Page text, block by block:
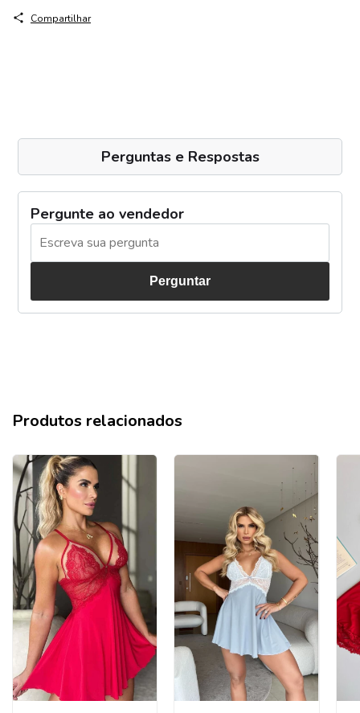
Compartilhar
Perguntas e Respostas
Pergunte ao vendedor
Perguntar
Produtos relacionados